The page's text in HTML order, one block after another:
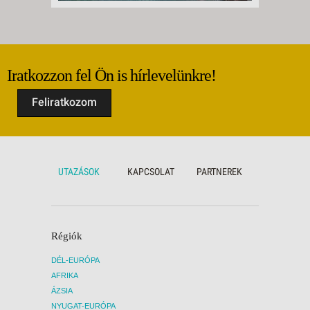
Iratkozzon fel Ön is hírlevelünkre!
Feliratkozom
UTAZÁSOK KAPCSOLAT PARTNEREK
Régiók
DÉL-EURÓPA
AFRIKA
ÁZSIA
NYUGAT-EURÓPA